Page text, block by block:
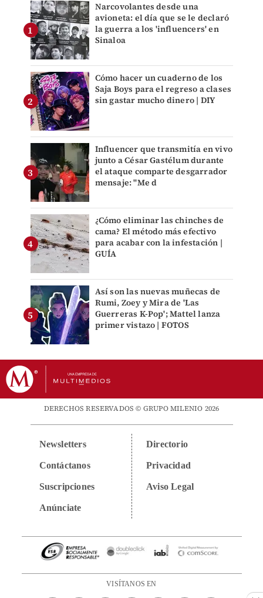
Narcovolantes desde una
avioneta: el día que se le declaró
la guerra a los 'influencers' en
Sinaloa
Cómo hacer un cuaderno de los
Saja Boys para el regreso a clases
sin gastar mucho dinero | DIY
Influencer que transmitía en vivo
junto a César Gastélum durante
el ataque comparte desgarrador
mensaje: "Me d
¿Cómo eliminar las chinches de
cama? El método más efectivo
para acabar con la infestación |
GUÍA
Así son las nuevas muñecas de
Rumi, Zoey y Mira de 'Las
Guerreras K-Pop'; Mattel lanza
primer vistazo | FOTOS
DERECHOS RESERVADOS © GRUPO MILENIO 2026
Newsletters
Contáctanos
Suscripciones
Anúnciate
Directorio
Privacidad
Aviso Legal
VISÍTANOS EN